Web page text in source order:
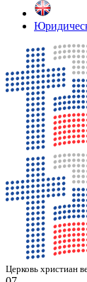
Церковь христиан